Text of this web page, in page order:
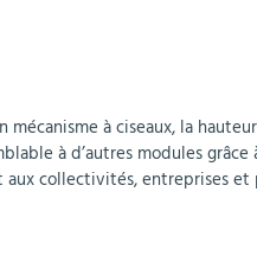
à ciseaux, la
à d’autres modules
aux collectivités, entreprises